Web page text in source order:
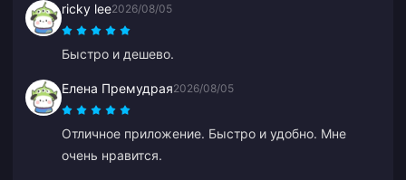
ricky lee2026/08/05
Быстро и дешево.
Елена Премудрая2026/08/05
Отличное приложение. Быстро и удобно. Мне
очень нравится.